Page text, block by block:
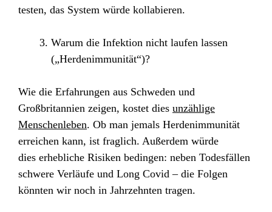
testen, das System würde kollabieren.
Warum die Infektion nicht laufen lassen
(„Herdenimmunität“)?
Wie die Erfahrungen aus Schweden und
Großbritannien zeigen, kostet dies unzählige
Menschenleben. Ob man jemals Herdenimmunität
erreichen kann, ist fraglich. Außerdem würde
dies erhebliche Risiken bedingen: neben Todesfällen
schwere Verläufe und Long Covid – die Folgen
könnten wir noch in Jahrzehnten tragen.